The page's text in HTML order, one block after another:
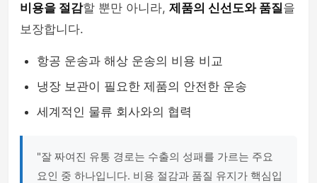
비용을 절감할 뿐만 아니라, 제품의 신선도와 품질을
보장합니다.
항공 운송과 해상 운송의 비용 비교
냉장 보관이 필요한 제품의 안전한 운송
세계적인 물류 회사와의 협력
"잘 짜여진 유통 경로는 수출의 성패를 가르는 주요
요인 중 하나입니다. 비용 절감과 품질 유지가 핵심입